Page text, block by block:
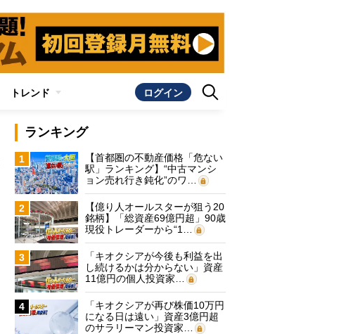
トレンド ログイン
ランキング
1
【首都圏の不動産価格「危ない
駅」ランキング】“中古マンシ
ョン売れ行き鈍化”のワ…
2
【億り人オールスターが狙う20
銘柄】「総資産69億円超」90歳
現役トレーダーから“1…
3
「キオクシアが今後も利益を出
し続けるかは分からない」資産
11億円の個人投資家…
4
「キオクシアが再び株価10万円
になる日は遠い」資産3億円超
のサラリーマン投資家…